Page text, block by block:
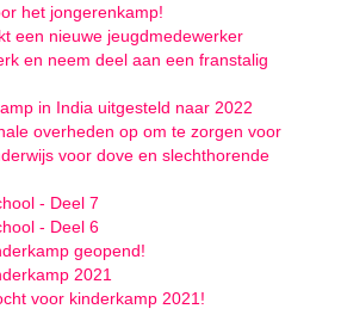
het jongerenkamp!
een nieuwe jeugdmedewerker
en neem deel aan een franstalig
in India uitgesteld naar 2022
overheden op om te zorgen voor
voor dove en slechthorende
- Deel 7
- Deel 6
geopend!
2021
voor kinderkamp 2021!